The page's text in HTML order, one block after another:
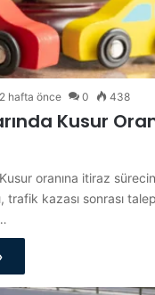
2 hafta önce 0 438
Kusur
oranına itiraz
trafik kazası sonrası